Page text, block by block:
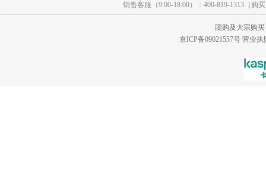
销售客服（9:00-18:00）：400-819-1313（购
团购及大宗购买
京ICP备09021557号 营业执